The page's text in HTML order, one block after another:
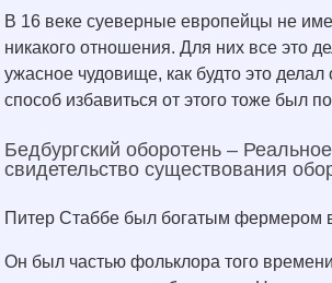
В 16 веке суеверные европейцы не
никакого отношения. Для них все это
ужасное чудовище, как будто это делал
способ избавиться от этого тоже был
Бедбургский оборотень – Реальное
свидетельство существования
Питер Стаббе был богатым фермером
Он был частью фольклора того